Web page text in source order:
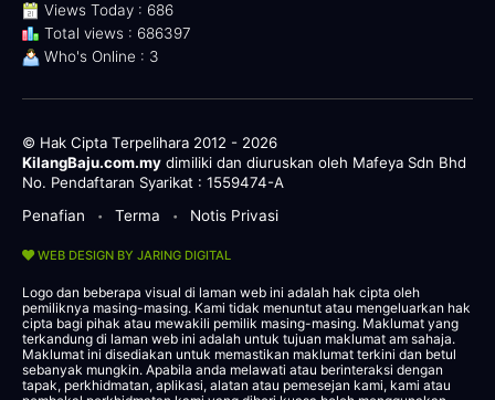
Views Today : 686
Total views : 686397
Who's Online : 3
© Hak Cipta Terpelihara 2012 - 2026
KilangBaju.com.my dimiliki dan diuruskan oleh Mafeya Sdn Bhd
No. Pendaftaran Syarikat : 1559474-A
Penafian
• Terma • Notis Privasi
WEB DESIGN BY JARING DIGITAL
Logo dan beberapa visual di laman web ini adalah hak cipta oleh
pemiliknya masing-masing. Kami tidak menuntut atau mengeluarkan hak
cipta bagi pihak atau mewakili pemilik masing-masing. Maklumat yang
terkandung di laman web ini adalah untuk tujuan maklumat am sahaja.
Maklumat ini disediakan untuk memastikan maklumat terkini dan betul
sebanyak mungkin. Apabila anda melawati atau berinteraksi dengan
tapak, perkhidmatan, aplikasi, alatan atau pemesejan kami, kami atau